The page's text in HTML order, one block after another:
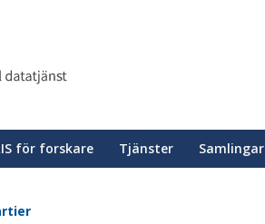
för forskare Tjänster Samlingar